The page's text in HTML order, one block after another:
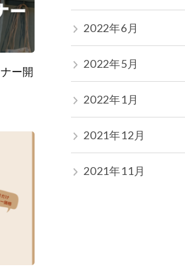
ー開
2022年6月
2022年5月
2022年1月
2021年12月
2021年11月